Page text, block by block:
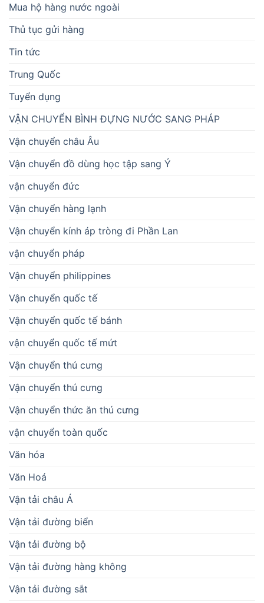
Mua hộ hàng nước ngoài
Thủ tục gửi hàng
Tin tức
Trung Quốc
Tuyển dụng
VẬN CHUYỂN BÌNH ĐỰNG NƯỚC SANG PHÁP
Vận chuyển châu Âu
Vận chuyển đồ dùng học tập sang Ý
vận chuyển đức
Vận chuyển hàng lạnh
Vận chuyển kính áp tròng đi Phần Lan
vận chuyển pháp
Vận chuyển philippines
Vận chuyển quốc tế
Vận chuyển quốc tế bánh
vận chuyển quốc tế mứt
Vận chuyển thú cưng
Vận chuyển thú cưng
Vận chuyển thức ăn thú cưng
vận chuyển toàn quốc
Văn hóa
Văn Hoá
Vận tải châu Á
Vận tải đường biển
Vận tải đường bộ
Vận tải đường hàng không
Vận tải đường sắt